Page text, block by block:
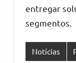
entregar
segmentos.
Notícias